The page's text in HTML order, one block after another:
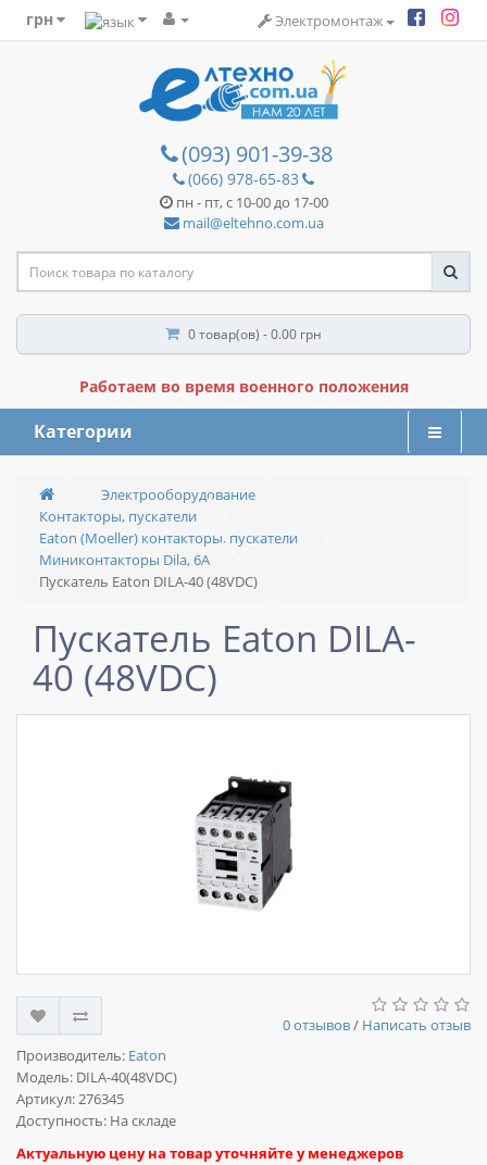
грн Электромонтаж
(093) 901-39-38
(066) 978-65-83
пн - пт, с 10-00 до 17-00
mail@eltehno.com.ua
0 товар(ов) - 0.00 грн
Работаем во время военного положения
Категории
Электрооборудование
Контакторы, пускатели
Eaton (Moeller) контакторы, пускатели
Миниконтакторы Dila, 6A
Пускатель Eaton DILA-40 (48VDC)
Пускатель Eaton DILA-
40 (48VDC)
0 отзывов/ Написать отзыв
Производитель: Eaton
Модель: DILA-40(48VDC)
Артикул: 276345
Доступность: На складе
Актуальную цену на товар уточняйте у менеджеров